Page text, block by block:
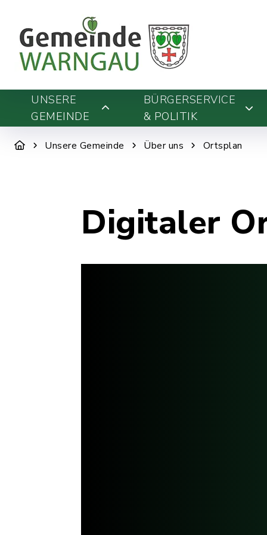
UNSERE
GEMEINDE
BÜRGERSERVICE
& POLITIK
Unsere Gemeinde Über uns Ortsplan
Digitaler